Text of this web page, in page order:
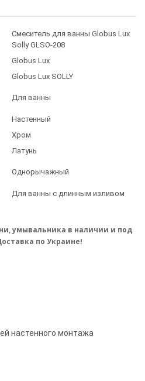
Смеситель для ванны Globus Lux
Solly GLSO-208
Globus Lux
Globus Lux SOLLY
Для ванны
Настенный
Хром
Латунь
Однорычажный
Для ванны с длинным изливом
умывальника в наличии и под
по Украине!
настенного монтажа